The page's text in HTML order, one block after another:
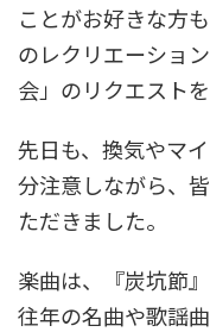
ことがお好きな方
のレクリエーショ
会」のリクエスト
先日も、換気やマ
分注意しながら、
ただきました。
楽曲は、『炭坑節
往年の名曲や歌謡